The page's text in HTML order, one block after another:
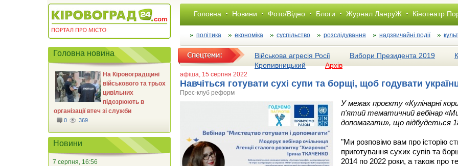
Головна Новини Фото/Відео Блоги Журнал ЛанруЖ Кінотеатр
політика економіка суспільство розслiдування надзвичайні події
Військова агресія Росії Вибори Президента 2019
Кропивницький
Архів
афіша, 15 серпня 2022
​Навчіться готувати сухі супи та борщі, щоб годувати
Прес-клуб реформ
У межах проєкту «Кулінарні
п'ятий тематичний вебінар
допомагати», що відбудеться
"Ми розповімо вам про історію
приготування сухих супів та
2014 по 2022 роки, а також про
Головна новина
На Кіровоградщині
військового та трьох
цивільних
підозрюють в
організації втеч зі служби
0 369
Новини
7 серпня, 16:56